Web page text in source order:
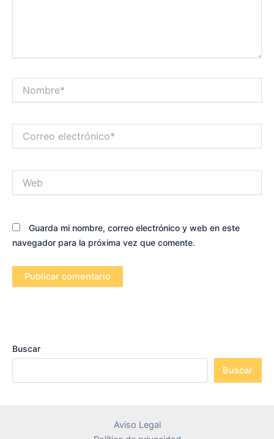
electrónico*
Guarda mi nombre, correo electrónico y web en este
navegador para la próxima vez que comente.
Buscar
Buscar
Aviso Legal